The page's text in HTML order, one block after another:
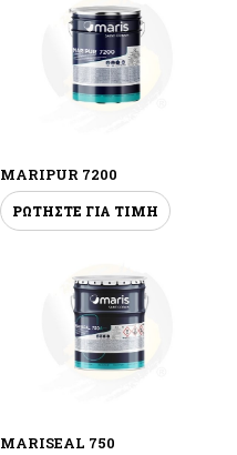
MARIPUR 7200
ΡΩΤΗΣΤΕ ΓΙΑ ΤΙΜΗ
MARISEAL 750